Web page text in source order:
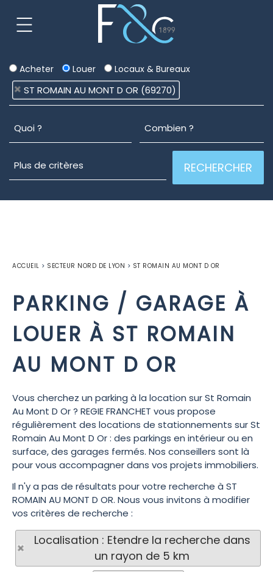
Acheter Louer Locaux & Bureaux
ST ROMAIN AU MONT D OR (69270)
ACCUEIL > SECTEUR NORD DE LYON > ST ROMAIN AU MONT D OR
PARKING / GARAGE À
LOUER À ST ROMAIN
AU MONT D OR
Vous cherchez un parking à la location sur St Romain
Au Mont D Or ? REGIE FRANCHET vous propose
régulièrement des locations de stationnements sur St
Romain Au Mont D Or : des parkings en intérieur ou en
surface, des garages fermés. Nos conseillers sont là
pour vous accompagner dans vos projets immobiliers.
Il n'y a pas de résultats pour votre recherche à ST
ROMAIN AU MONT D OR. Nous vous invitons à modifier
vos critères de recherche :
Localisation : Etendre la recherche dans
un rayon de 5 km